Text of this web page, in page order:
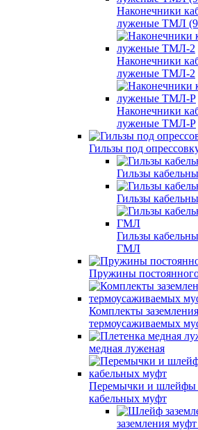
Наконечники
луженые ТМЛ
Наконечники
луженые ТМЛ-2
Наконечники
луженые ТМЛ-Р
Гильзы под
Гильзы
Гильзы
Гильзы
ГМЛ
Пружины
Комплекты
термоусаживаемых
медная луженая
Перемычки и шлейфы
кабельных муфт
заземления